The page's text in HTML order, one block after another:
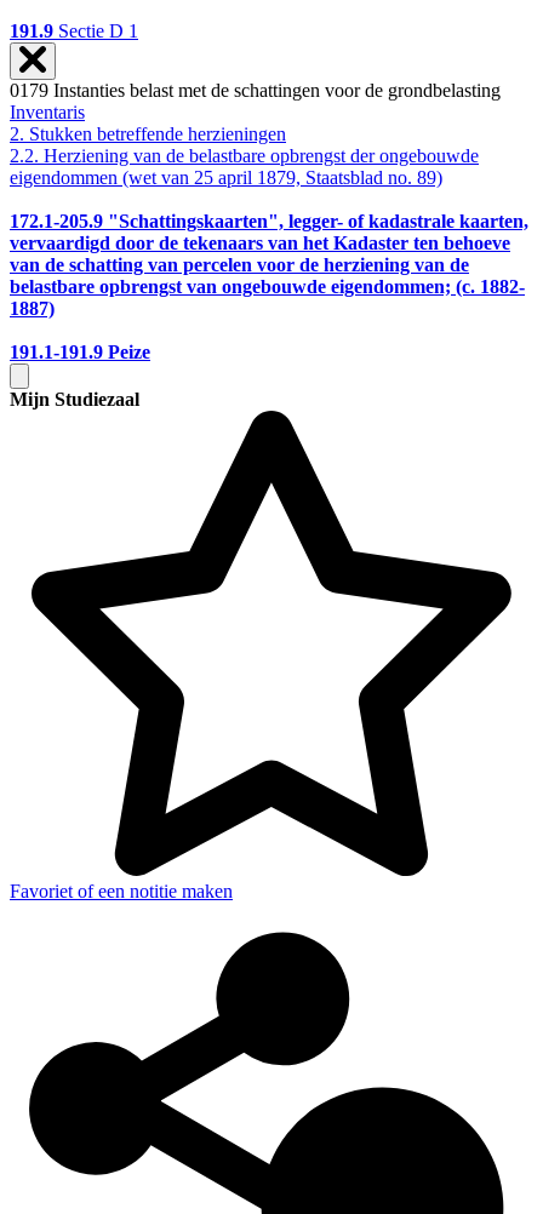
191.9 Sectie D 1
0179 Instanties belast met de schattingen voor de grondbelasting
Inventaris
2. Stukken betreffende herzieningen
2.2. Herziening van de belastbare opbrengst der ongebouwde
eigendommen (wet van 25 april 1879, Staatsblad no. 89)
172.1-205.9 "Schattingskaarten", legger- of kadastrale kaarten,
vervaardigd door de tekenaars van het Kadaster ten behoeve
van de schatting van percelen voor de herziening van de
belastbare opbrengst van ongebouwde eigendommen; (c. 1882-
1887)
191.1-191.9 Peize
Mijn Studiezaal
Favoriet of een notitie maken